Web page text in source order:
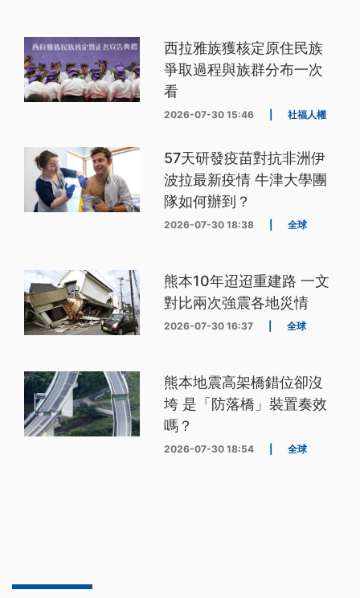
西拉雅族獲核定原住民族
爭取過程與族群分布一次
看
2026-07-30 15:46 社福人權
57天研發疫苗對抗非洲伊
波拉最新疫情 牛津大學團
隊如何辦到？
2026-07-30 18:38 全球
熊本10年迢迢重建路 一文
對比兩次強震各地災情
2026-07-30 16:37 全球
熊本地震高架橋錯位卻沒
垮 是「防落橋」裝置奏效
嗎？
2026-07-30 18:54 全球